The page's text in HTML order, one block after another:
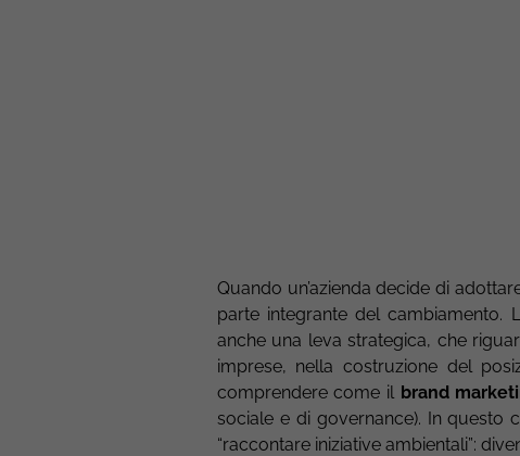
Quando un’azienda decide di
parte integrante del cambiamento.
anche una leva strategica, che
imprese, nella costruzione del
comprendere come il brand
sociale e di governance). In questo
“raccontare iniziative ambientali”: